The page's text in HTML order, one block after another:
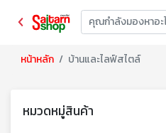
หน้าหลัก บ้านและไลฟ์สไตล์
หมวดหมู่สินค้า